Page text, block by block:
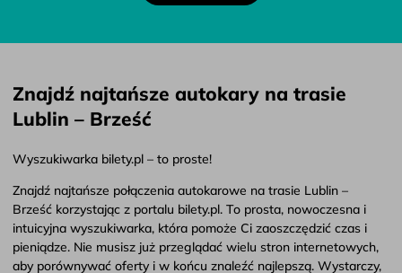
Znajdź najtańsze autokary na trasie
Lublin – Brześć
Wyszukiwarka bilety.pl – to proste!
Znajdź najtańsze połączenia autokarowe na trasie Lublin –
Brześć korzystając z portalu bilety.pl. To prosta, nowoczesna i
intuicyjna wyszukiwarka, która pomoże Ci zaoszczędzić czas i
pieniądze. Nie musisz już przeglądać wielu stron internetowych,
aby porównywać oferty i w końcu znaleźć najlepszą. Wystarczy,